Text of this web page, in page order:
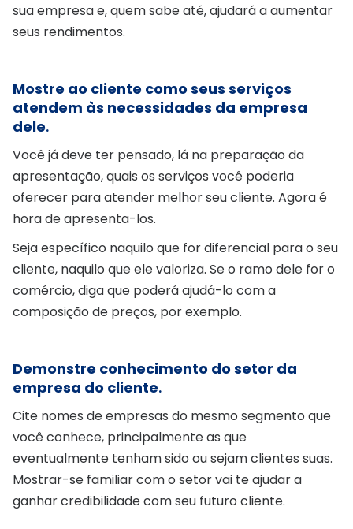
sua empresa e, quem sabe até, ajudará a aumentar
seus rendimentos.
Mostre ao cliente como seus serviços
atendem às necessidades da empresa
dele.
Você já deve ter pensado, lá na preparação da
apresentação, quais os serviços você poderia
oferecer para atender melhor seu cliente. Agora é
hora de apresenta-los.
Seja específico naquilo que for diferencial para o seu
cliente, naquilo que ele valoriza. Se o ramo dele for o
comércio, diga que poderá ajudá-lo com a
composição de preços, por exemplo.
Demonstre conhecimento do setor da
empresa do cliente.
Cite nomes de empresas do mesmo segmento que
você conhece, principalmente as que
eventualmente tenham sido ou sejam clientes suas.
Mostrar-se familiar com o setor vai te ajudar a
ganhar credibilidade com seu futuro cliente.